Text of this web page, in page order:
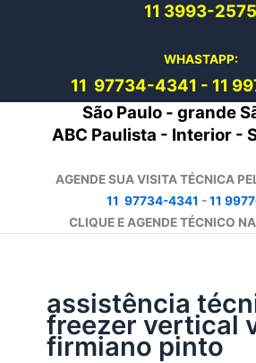
11 3993-2575
WHASTAPP:
11 97734-4341 - 11
São Paulo - grande
ABC Paulista - Interior -
AGENDE SUA VISITA TÉCNICA
11 97734-4341 -11
CLIQUE E AGENDE TÉCNICO
assistência
freezer vertical
firmiano pinto